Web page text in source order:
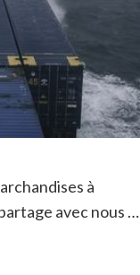
à
avec nous …